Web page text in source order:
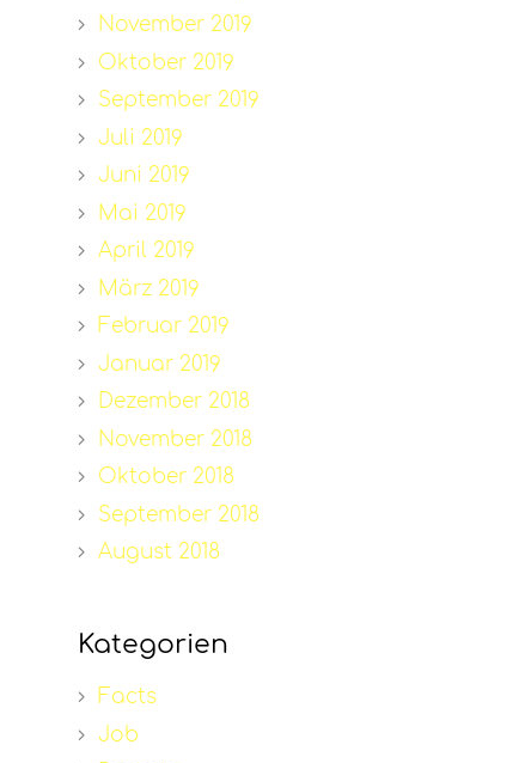
November 2019
Oktober 2019
September 2019
Juli 2019
Juni 2019
Mai 2019
April 2019
März 2019
Februar 2019
Januar 2019
Dezember 2018
November 2018
Oktober 2018
September 2018
August 2018
Kategorien
Facts
Job